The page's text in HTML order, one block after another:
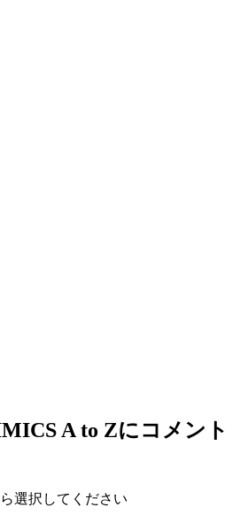
A to Zにコメント
選択してください